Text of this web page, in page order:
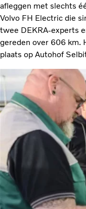
afleggen met slechts
Volvo FH Electric die
twee DEKRA-experts
gereden over 606 km.
plaats op Autohof